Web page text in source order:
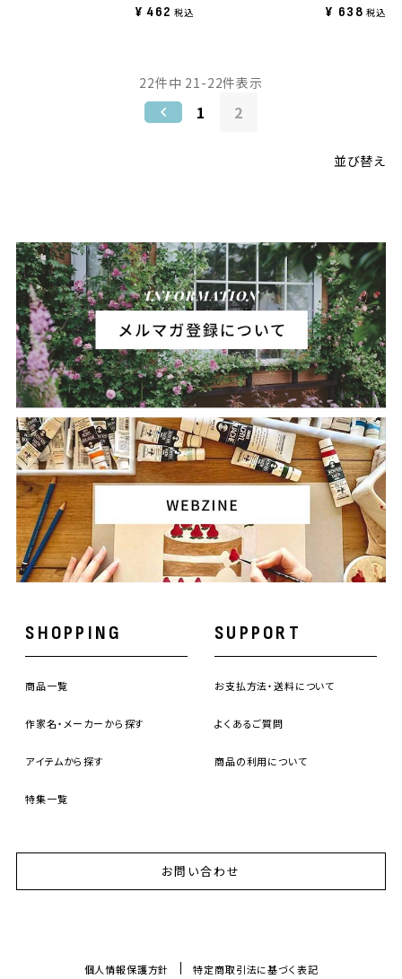
¥ 462 税込 ¥ 638 税込
並び替え
22件中 21 -22件表示
1 2
SHOPPING
商品一覧
作家名・メーカーから探す
アイテムから探す
特集一覧
SUPPORT
お支払方法・送料について
よくあるご質問
商品の利用について
お問い合わせ
個人情報保護方針 特定商取引法に基づく表記